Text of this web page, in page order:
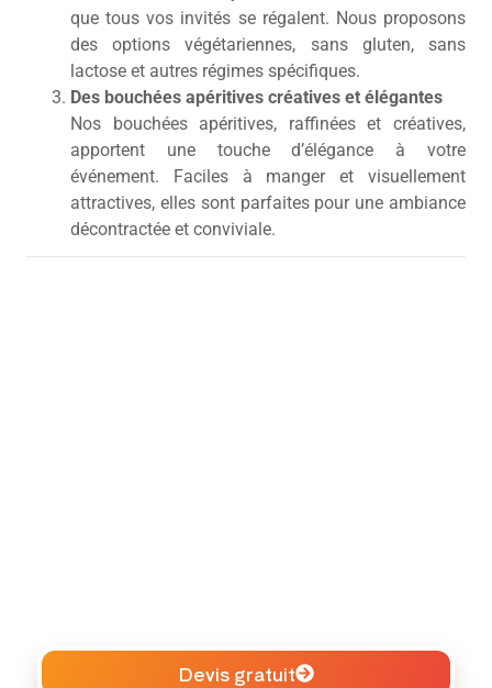
que tous vos invités se régalent. Nous proposons
des options végétariennes, sans gluten, sans
lactose et autres régimes spécifiques.
Des bouchées apéritives créatives et élégantes
Nos bouchées apéritives, raffinées et créatives,
apportent une touche d’élégance à votre
événement. Faciles à manger et visuellement
attractives, elles sont parfaites pour une ambiance
décontractée et conviviale.
Devis gratuit